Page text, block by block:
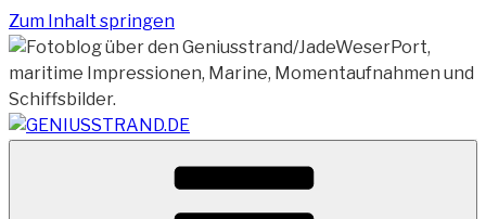
Zum Inhalt springen
GENIUSSTRAND.DE
Vom Geniusstrand zum JadeWeserPort/Container
Terminal Wilhelmshaven